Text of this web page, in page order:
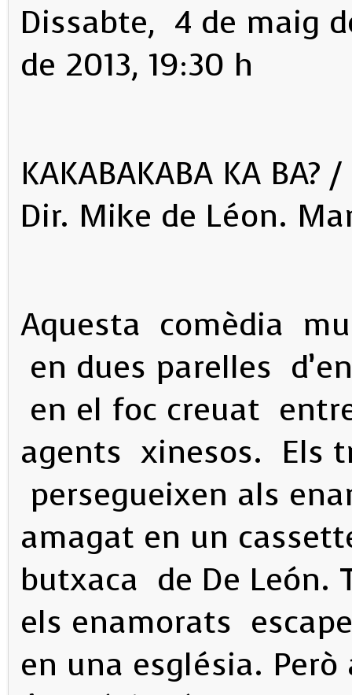
Dissabte, 4 de maig
de 2013, 19:30 h
KAKABAKABA KA
Dir. Mike de Léon.
Aquesta comèdia
en dues parelles
en el foc creuat
agents xinesos. Els
persegueixen als
amagat en un
butxaca de De León.
els enamorats
en una església.